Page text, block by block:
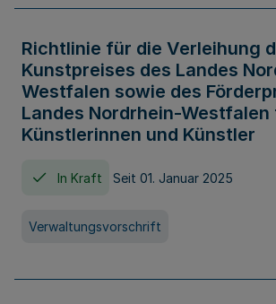
Richtlinie für die Verleihung
Kunstpreises des Landes
Westfalen sowie des
Landes Nordrhein-Westfalen
Künstlerinnen und Künstler
In Kraft Seit 01. Januar 2025
Verwaltungsvorschrift